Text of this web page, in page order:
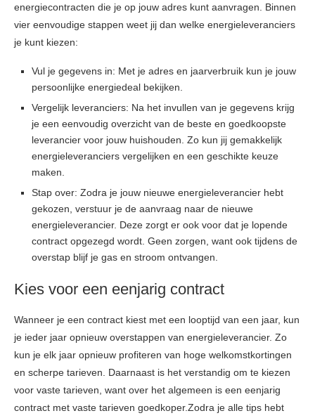
energiecontracten die je op jouw adres kunt aanvragen. Binnen
vier eenvoudige stappen weet jij dan welke energieleveranciers
je kunt kiezen:
Vul je gegevens in: Met je adres en jaarverbruik kun je jouw
persoonlijke energiedeal bekijken.
Vergelijk leveranciers: Na het invullen van je gegevens krijg
je een eenvoudig overzicht van de beste en goedkoopste
leverancier voor jouw huishouden. Zo kun jij gemakkelijk
energieleveranciers vergelijken en een geschikte keuze
maken.
Stap over: Zodra je jouw nieuwe energieleverancier hebt
gekozen, verstuur je de aanvraag naar de nieuwe
energieleverancier. Deze zorgt er ook voor dat je lopende
contract opgezegd wordt. Geen zorgen, want ook tijdens de
overstap blijf je gas en stroom ontvangen.
Kies voor een eenjarig contract
Wanneer je een contract kiest met een looptijd van een jaar, kun
je ieder jaar opnieuw overstappen van energieleverancier. Zo
kun je elk jaar opnieuw profiteren van hoge welkomstkortingen
en scherpe tarieven. Daarnaast is het verstandig om te kiezen
voor vaste tarieven, want over het algemeen is een eenjarig
contract met vaste tarieven goedkoper.Zodra je alle tips hebt